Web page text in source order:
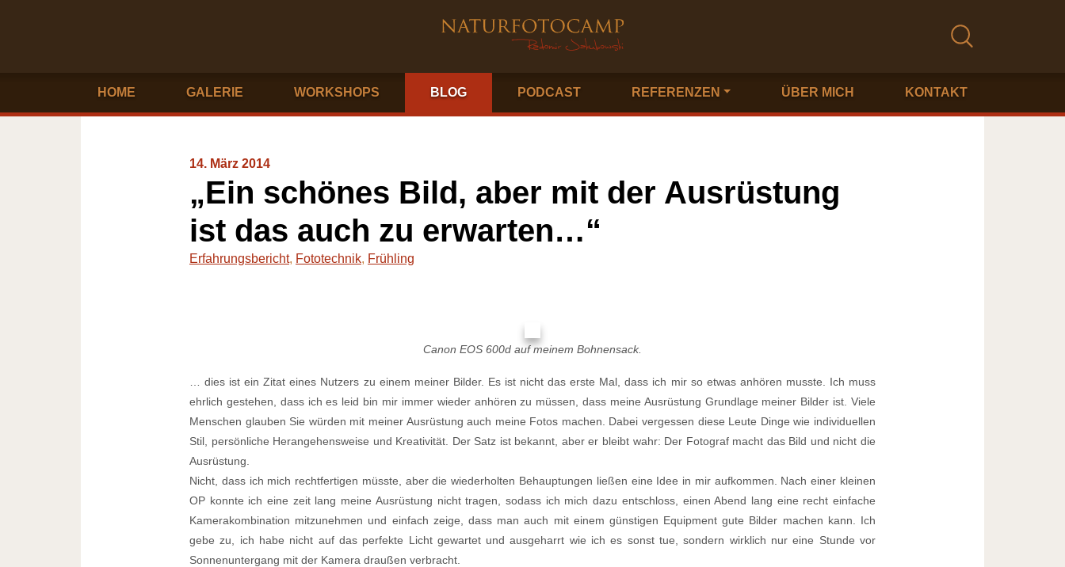
HOME GALERIE WORKSHOPS BLOG PODCAST REFERENZEN ÜBER MICH KONTAKT
14. März 2014
„Ein schönes Bild, aber mit der Ausrüstung
ist das auch zu erwarten…“
Erfahrungsbericht, Fototechnik, Frühling
Canon EOS 600d auf meinem Bohnensack.
… dies ist ein Zitat eines Nutzers zu einem meiner Bilder. Es ist nicht das erste Mal, dass ich mir so etwas anhören musste. Ich muss
ehrlich gestehen, dass ich es leid bin mir immer wieder anhören zu müssen, dass meine Ausrüstung Grundlage meiner Bilder ist. Viele
Menschen glauben Sie würden mit meiner Ausrüstung auch meine Fotos machen. Dabei vergessen diese Leute Dinge wie individuellen
Stil, persönliche Herangehensweise und Kreativität. Der Satz ist bekannt, aber er bleibt wahr: Der Fotograf macht das Bild und nicht die
Ausrüstung.
Nicht, dass ich mich rechtfertigen müsste, aber die wiederholten Behauptungen ließen eine Idee in mir aufkommen. Nach einer kleinen
OP konnte ich eine zeit lang meine Ausrüstung nicht tragen, sodass ich mich dazu entschloss, einen Abend lang eine recht einfache
Kamerakombination mitzunehmen und einfach zeige, dass man auch mit einem günstigen Equipment gute Bilder machen kann. Ich
gebe zu, ich habe nicht auf das perfekte Licht gewartet und ausgeharrt wie ich es sonst tue, sondern wirklich nur eine Stunde vor
Sonnenuntergang mit der Kamera draußen verbracht.